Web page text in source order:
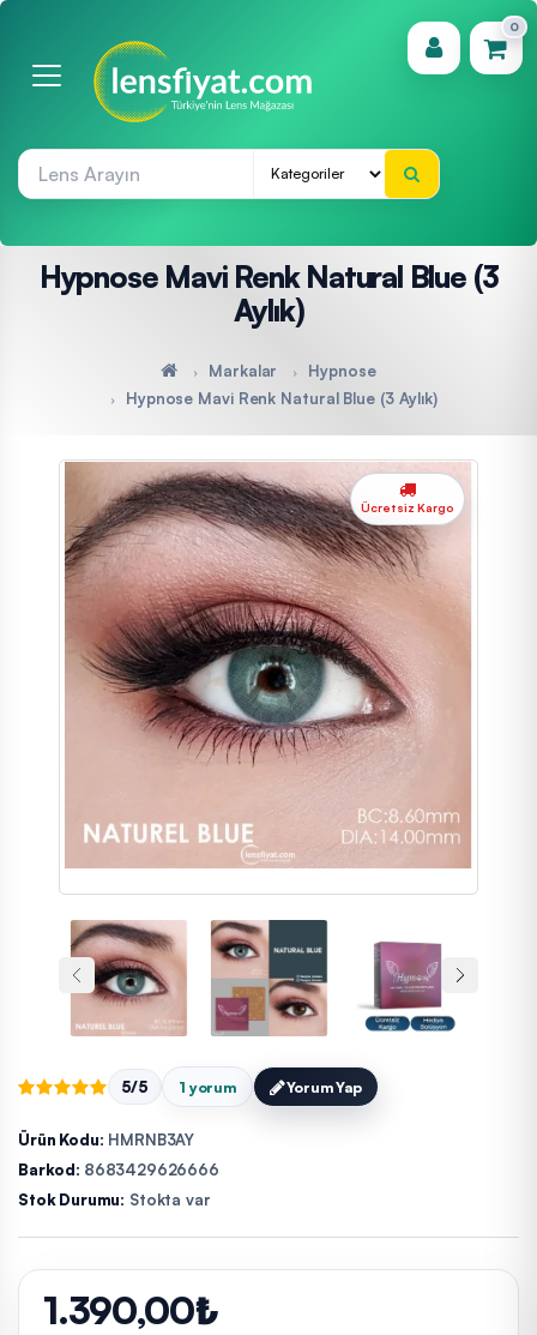
0
(0)
Hypnose Mavi Renk Natural Blue (3
Aylık)
Markalar
Hypnose
Hypnose Mavi Renk Natural Blue (3 Aylık)
Ücretsiz Kargo
5/5 1 yorum Yorum Yap
Ürün Kodu: HMRNB3AY
Barkod: 8683429626666
Stok Durumu: Stokta var
1.390,00₺